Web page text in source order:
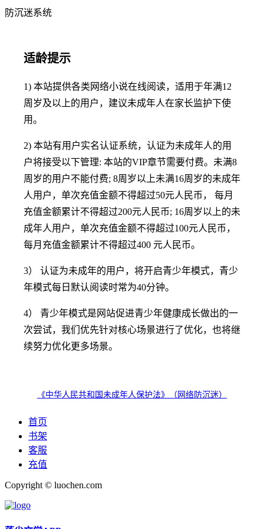
防沉迷系统
适龄提示
1) 本站提供各类网络小说在线阅读，适用于年满12
周岁及以上的用户，建议未成年人在家长监护下使
用。
2) 本站有用户实名认证系统，认证为未成年人的用
户将接受以下管理: 本站的VIP章节需要付费。未满8
周岁的用户不能付费; 8周岁以上未满16周岁的未成年
人用户，单次充值金额不得超过50元人民币， 每月
充值金额累计不得超过200元人民币; 16周岁以上的未
成年人用户，单次充值金额不得超过100元人民币，
每月充值金额累计不得超过400 元人民币。
3） 认证为未成年的用户，将开启青少年模式，青少
年模式每日默认阅读时常为40分钟。
4） 青少年模式是网站促进青少年健康成长做出的一
次尝试，我们优先针对核心场景进行了优化，也将继
续努力优化更多场景。
《中华人民共和国未成年人保护法》（网络防沉迷）
首页
书架
客服
充值
Copyright © luochen.com